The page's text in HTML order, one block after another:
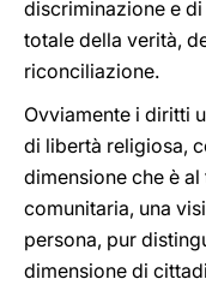
discriminazione e
totale della verità,
riconciliazione.
Ovviamente i diritti
di libertà religiosa,
dimensione che è
comunitaria, una
persona, pur
dimensione di